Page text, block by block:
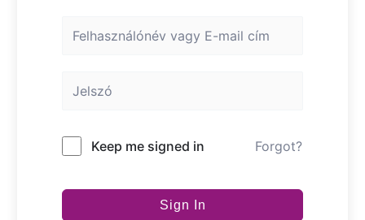
Keep me signed in Forgot?
Sign In